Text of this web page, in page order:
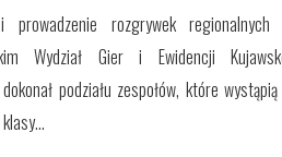
prowadzenie rozgrywek
Wydział Gier i Ewidencji
podziału zespołów, które